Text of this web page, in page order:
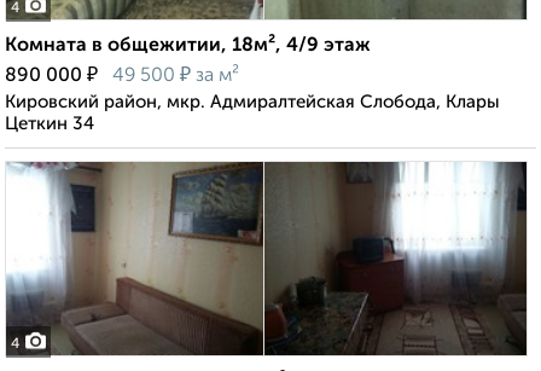
4
Комната в общежитии, 18м², 4/9 этаж
890 000 ₽ 49 500 ₽ за м²
Кировский район, мкр. Адмиралтейская Слобода, Клары
Цеткин 34
4